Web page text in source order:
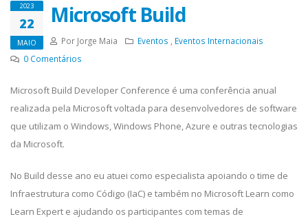
2023
22
MAIO
Microsoft Build
Por Jorge Maia Eventos
Eventos Internacionais
0 Comentários
Microsoft Build Developer Conference é uma conferência anual
realizada pela Microsoft voltada para desenvolvedores de software
que utilizam o Windows, Windows Phone, Azure e outras tecnologias
da Microsoft.
No Build desse ano eu atuei como especialista apoiando o time de
Infraestrutura como Código (IaC) e também no Microsoft Learn como
Learn Expert e ajudando os participantes com temas de